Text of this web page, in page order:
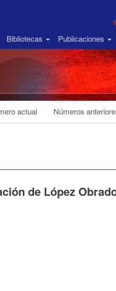
Bibliotecas Publicaciones
actual Números
de López